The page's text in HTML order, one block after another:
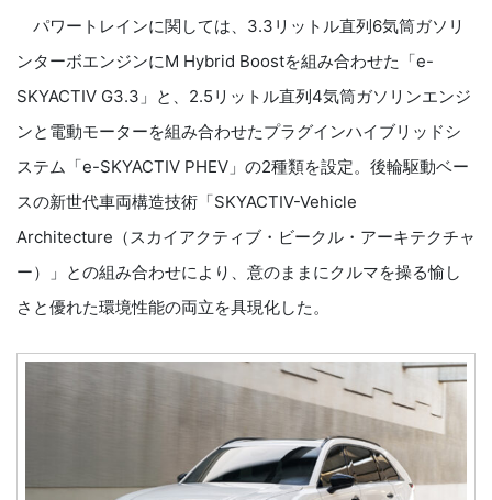
パワートレインに関しては、3.3リットル直列6気筒ガソリ
ンターボエンジンにM Hybrid Boostを組み合わせた「e-
SKYACTIV G3.3」と、2.5リットル直列4気筒ガソリンエンジ
ンと電動モーターを組み合わせたプラグインハイブリッドシ
ステム「e-SKYACTIV PHEV」の2種類を設定。後輪駆動ベー
スの新世代車両構造技術「SKYACTIV-Vehicle
Architecture（スカイアクティブ・ビークル・アーキテクチャ
ー）」との組み合わせにより、意のままにクルマを操る愉し
さと優れた環境性能の両立を具現化した。